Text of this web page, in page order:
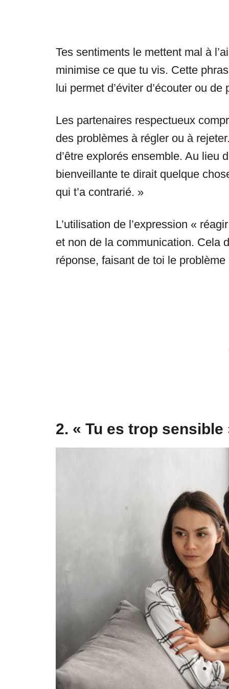
Tes sentiments le mettent mal à
minimise ce que tu vis. Cette
lui permet d’éviter d’écouter ou
Les partenaires respectueux
des problèmes à régler ou à
d’être explorés ensemble. Au lieu
bienveillante te dirait quelque
qui t’a contrarié. »
L’utilisation de l’expression «
et non de la communication. Cela
réponse, faisant de toi le
2. « Tu es trop sensible